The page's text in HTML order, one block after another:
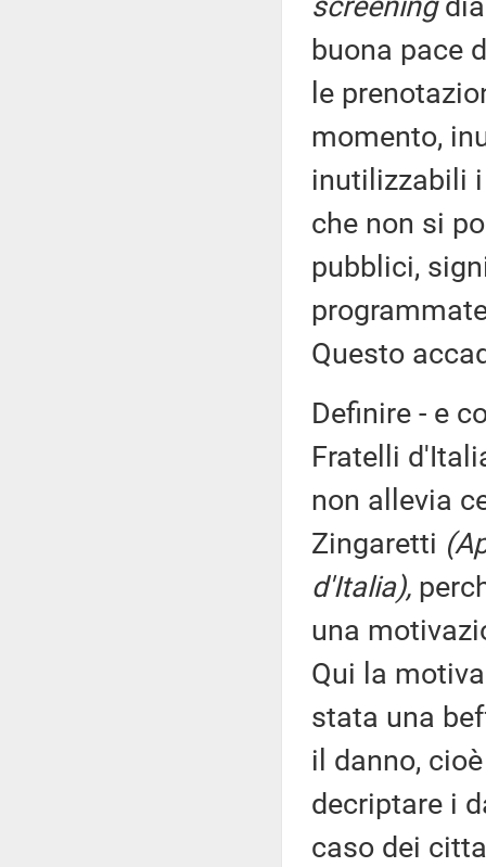
buona pace
le
momento,
inutilizzabili
che non si
pubblici,
Questo
Definire - e
Fratelli
non allevia
Zingaretti
d'Italia),
una
Qui la
stata una
il danno,
decriptare i
caso dei